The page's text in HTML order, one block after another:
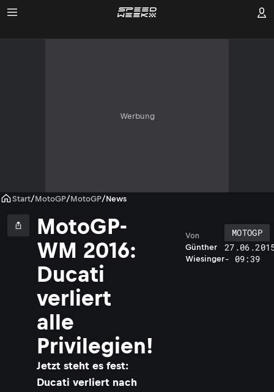
Werbung
Start/MotoGP/MotoGP/News
MotoGP-
WM 2016:
Ducati
verliert
alle
Privilegien!
Jetzt steht es fest:
Ducati verliert nach
Günther
Wiesinger
Von
MOTOGP
- 09:39